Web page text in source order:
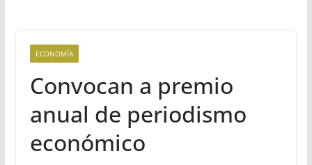
ECONOMÍA
Convocan a premio
anual de periodismo
económico